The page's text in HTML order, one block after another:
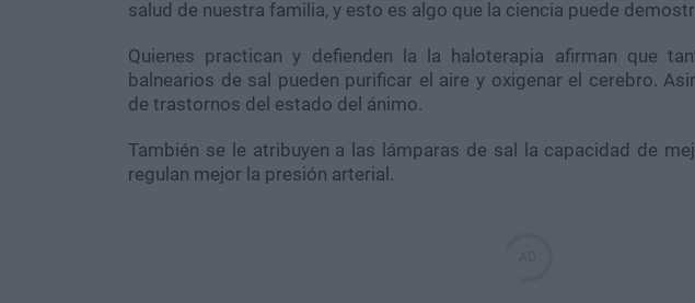
salud de nuestra familia, y esto es algo que la ciencia puede
Quienes practican y defienden la la haloterapia afirman que
balnearios de sal pueden purificar el aire y oxigenar el cerebro.
de trastornos del estado del ánimo.
También se le atribuyen a las lámparas de sal la capacidad de
regulan mejor la presión arterial.